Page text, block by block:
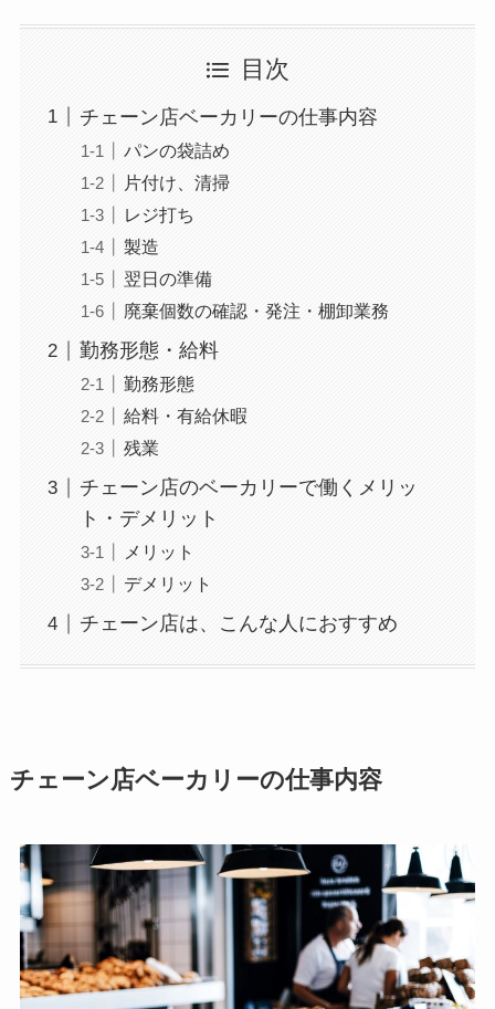
目次
チェーン店ベーカリーの仕事内容
パンの袋詰め
片付け、清掃
レジ打ち
製造
翌日の準備
廃棄個数の確認・発注・棚卸業務
勤務形態・給料
勤務形態
給料・有給休暇
残業
チェーン店のベーカリーで働くメリッ
ト・デメリット
メリット
デメリット
チェーン店は、こんな人におすすめ
チェーン店ベーカリーの仕事内容